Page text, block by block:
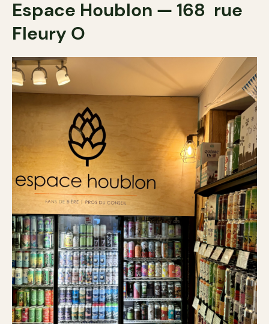
Espace Houblon — 168 rue
Fleury O